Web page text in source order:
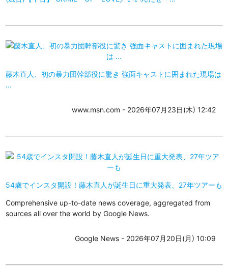
藤木直人、初の暴力団幹部役に驚き 強面キャストに囲まれた現場は
...
www.msn.com - 2026年07月23日(木) 12:42
54歳でインスタ開設！藤木直人が誕生日に重大発表、27年ツアーも
Comprehensive up-to-date news coverage, aggregated from
sources all over the world by Google News.
Google News - 2026年07月20日(月) 10:09